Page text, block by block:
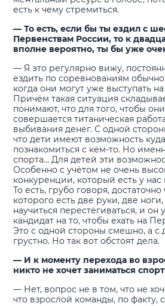
есть к чему стремиться.
— То есть, если бы ты ездил с
Первенствам России, то к
вполне вероятно, ты бы уже
— Я это регулярно вижу,
ездить по соревнованиям обычно
когда они могут уже выступать
Причём такая ситуация
понимают, что для того, чтобы
совершается титаническая
выбивания денег. С одной
что дети имеют возможность
познакомиться с кем-то. Но
спорта… Для детей эти
Особенно с учётом не очень
конкуренции, который есть у нас
То есть, грубо говоря, достаточно
которого есть две руки, две
научиться перестёгиваться, и
кандидат на то, чтобы ехать на
Это с одной стороны смешно, а с
грустно. Но так вот обстоят дела.
— И к моменту перехода во
никто не хочет заниматься
— Нет, вопрос не в том, что не
что взрослой команды, по факту,